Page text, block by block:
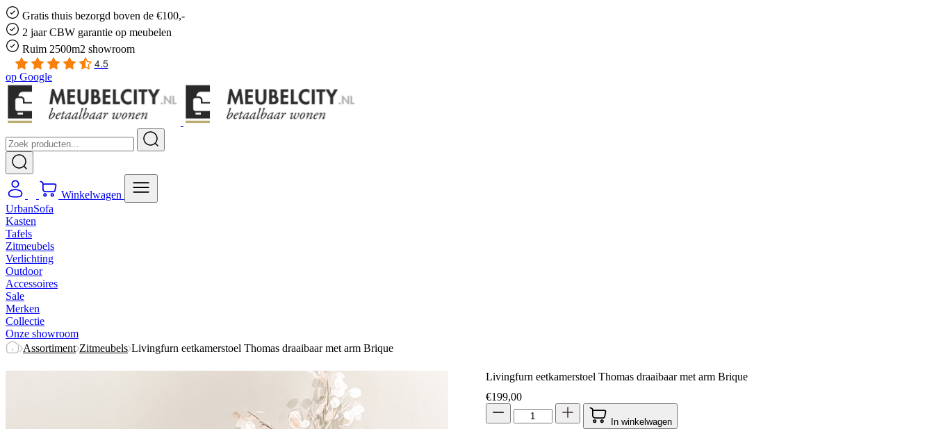
Gratis thuis bezorgd boven de €100,-
2 jaar CBW garantie op meubelen
Ruim 2500m2 showroom
4.5
op Google
Winkelwagen
UrbanSofa
Kasten
Tafels
Zitmeubels
Verlichting
Outdoor
Accessoires
Sale
Merken
Collectie
Onze showroom
Assortiment Zitmeubels Livingfurn eetkamerstoel Thomas draaibaar met arm Brique
Livingfurn eetkamerstoel Thomas draaibaar met arm Brique
€199,00
In winkelwagen